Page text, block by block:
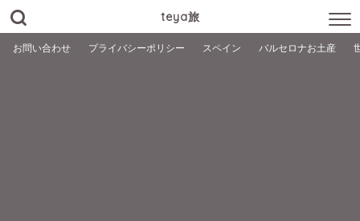
teya旅
お問い合わせ プライバシーポリシー スペイン バルセロナお土産